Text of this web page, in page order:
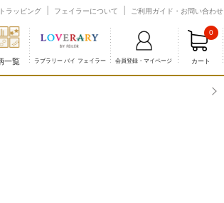
ラッピング フェイラーについて ご利用ガイド・お問い合わせ
一覧 ラブラリー バイ フェイラー 会員登録・マイページ カート
0